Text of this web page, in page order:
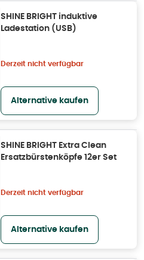
SHINE BRIGHT induktive
Ladestation (USB)
Derzeit nicht verfügbar
Alternative kaufen
SHINE BRIGHT Extra Clean
Ersatzbürstenköpfe 12er Set
Derzeit nicht verfügbar
Alternative kaufen